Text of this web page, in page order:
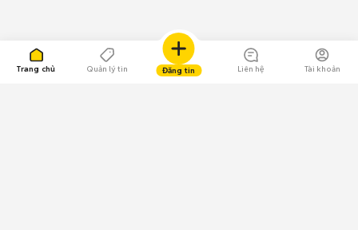
Trang chủ Quản lý tin Đăng tin Liên hệ Tài khoản